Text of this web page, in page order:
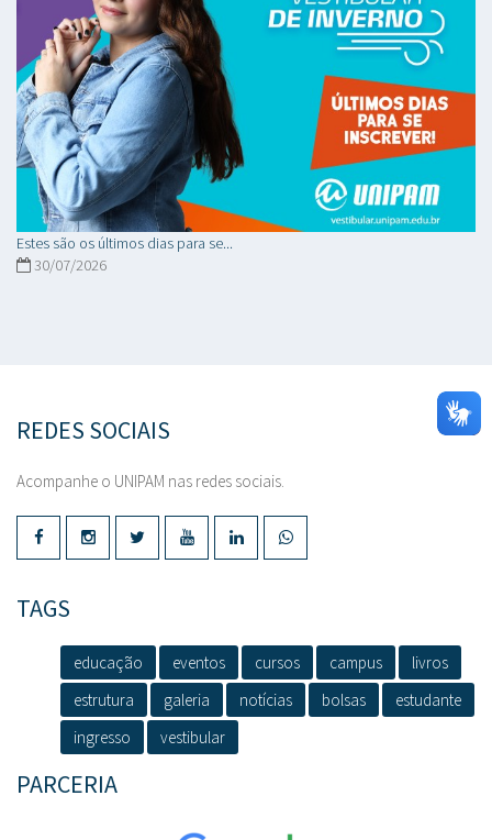
Estes são os últimos dias para se...
30/07/2026
REDES SOCIAIS
Acompanhe o UNIPAM nas redes sociais.
TAGS
educação eventos cursos campus
livros
estrutura
galeria notícias bolsas
estudante
ingresso
vestibular
PARCERIA